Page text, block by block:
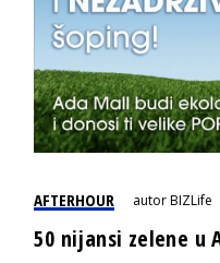
AFTERHOUR autorBIZLife
50 nijansi zelene u